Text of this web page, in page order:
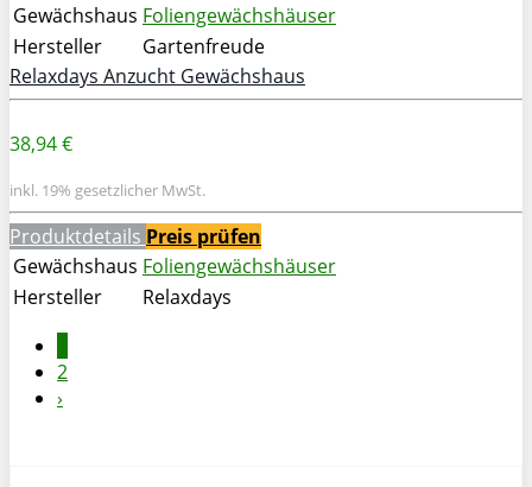
Gewächshaus Foliengewächshäuser
Hersteller
Gartenfreude
Relaxdays Anzucht Gewächshaus
38,94 €
inkl. 19% gesetzlicher MwSt.
Produktdetails Preis prüfen
Gewächshaus Foliengewächshäuser
Hersteller
Relaxdays
2
›